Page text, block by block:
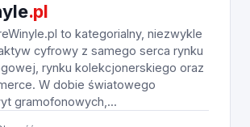
.pl
to kategorialny, niezwykle
cyfrowy z samego serca rynku
rynku kolekcjonerskiego oraz
W dobie światowego
gramofonowych,...